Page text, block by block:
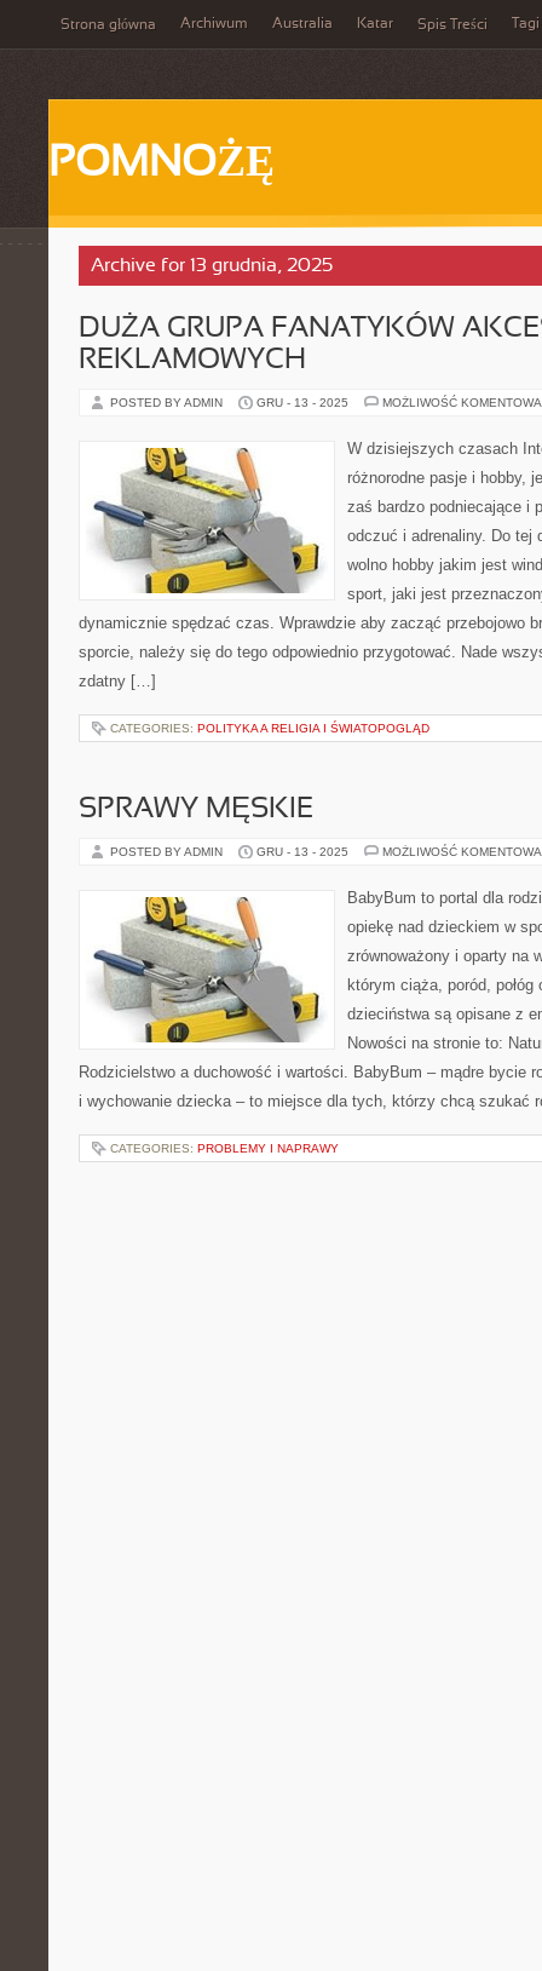
Strona główna Archiwum Australia Katar Spis Treści Tagi
POMNOŻĘ
Archive for 13 grudnia, 2025
DUŻA GRUPA FANATYKÓW
REKLAMOWYCH
POSTED BY ADMIN GRU - 13 - 2025 MOŻLIWOŚĆ
W dzisiejszych czasach
różnorodne pasje i hobby,
zaś bardzo podniecające i
odczuć i adrenaliny. Do tej
wolno hobby jakim jest
sport, jaki jest
dynamicznie spędzać czas. Wprawdzie aby zacząć przebojowo
sporcie, należy się do tego odpowiednio przygotować. Nade
zdatny […]
CATEGORIES: POLITYKA A RELIGIA I ŚWIATOPOGLĄD
SPRAWY MĘSKIE
POSTED BY ADMIN GRU - 13 - 2025 MOŻLIWOŚĆ
BabyBum to portal dla
opiekę nad dzieckiem w
zrównoważony i oparty na
którym ciąża, poród,
dzieciństwa są opisane z
Nowości na stronie to:
Rodzicielstwo a duchowość i wartości. BabyBum – mądre bycie
i wychowanie dziecka – to miejsce dla tych, którzy chcą szukać
CATEGORIES: PROBLEMY I NAPRAWY